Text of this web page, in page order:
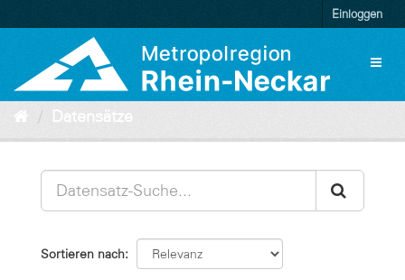
zum
Einloggen
Datensätze
Sortieren nach